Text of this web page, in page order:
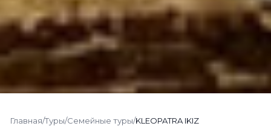
Главная/Туры/Семейные туры/KLEOPATRA IKIZ